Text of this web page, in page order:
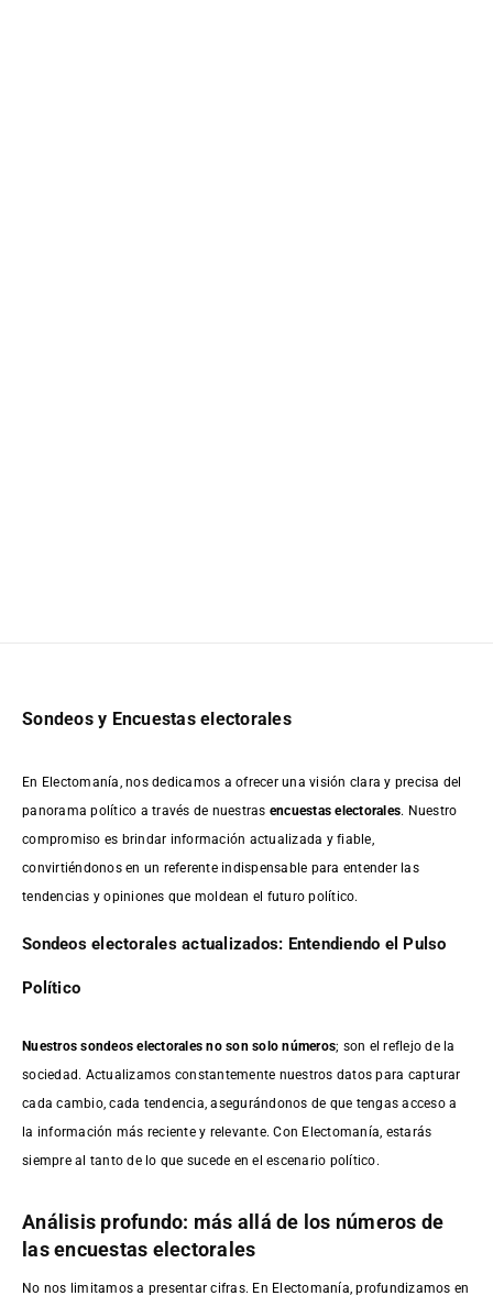
Sondeos y Encuestas electorales
En Electomanía, nos dedicamos a ofrecer una visión clara y precisa del
panorama político a través de nuestras encuestas electorales. Nuestro
compromiso es brindar información actualizada y fiable,
convirtiéndonos en un referente indispensable para entender las
tendencias y opiniones que moldean el futuro político.
Sondeos electorales actualizados: Entendiendo el Pulso
Político
Nuestros sondeos electorales no son solo números; son el reflejo de la
sociedad. Actualizamos constantemente nuestros datos para capturar
cada cambio, cada tendencia, asegurándonos de que tengas acceso a
la información más reciente y relevante. Con Electomanía, estarás
siempre al tanto de lo que sucede en el escenario político.
Análisis profundo: más allá de los números de
las encuestas electorales
No nos limitamos a presentar cifras. En Electomanía, profundizamos en